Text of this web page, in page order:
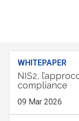
WHITEPAPER
NIS2,
compliance
09 Mar 2026